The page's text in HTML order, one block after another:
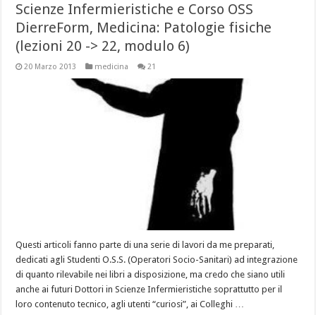
Scienze Infermieristiche e Corso OSS
DierreForm, Medicina: Patologie fisiche
(lezioni 20 -> 22, modulo 6)
20 Marzo 2013 medicina 21
Questi articoli fanno parte di una serie di lavori da me preparati,
dedicati agli Studenti O.S.S. (Operatori Socio-Sanitari) ad integrazione
di quanto rilevabile nei libri a disposizione, ma credo che siano utili
anche ai futuri Dottori in Scienze Infermieristiche soprattutto per il
loro contenuto tecnico, agli utenti “curiosi”, ai Colleghi …